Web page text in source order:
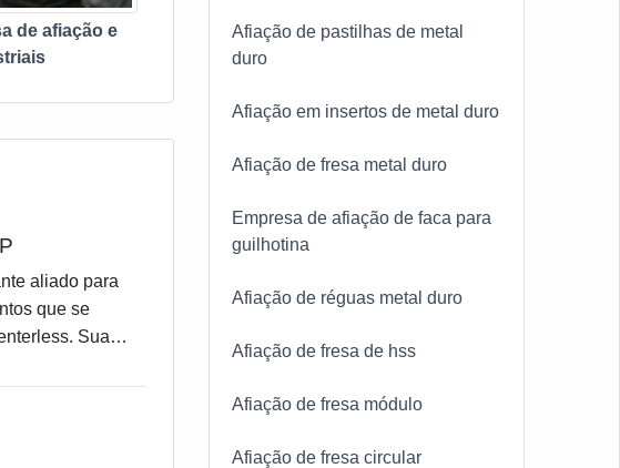
de afiação e
aliado para
que se
Sua
para o
Afiação de pastilhas de metal
duro
Afiação em insertos de metal duro
Afiação de fresa metal duro
Empresa de afiação de faca para
guilhotina
Afiação de réguas metal duro
Afiação de fresa de hss
Afiação de fresa módulo
Afiação de fresa circular